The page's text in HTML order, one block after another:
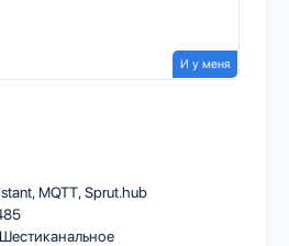
И у меня
MQTTSprut.hub
Шестиканальное